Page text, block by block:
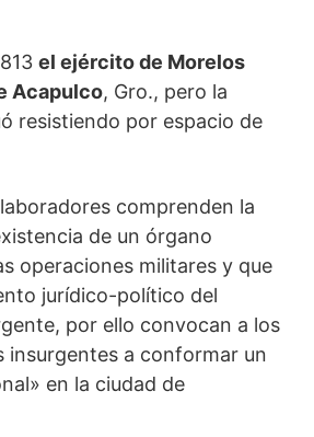
el ejército de Morelos
Acapulco, Gro., pero la
resistiendo por espacio de
comprenden la
de un órgano
operaciones militares y que
jurídico-político del
por ello convocan a los
insurgentes a conformar un
en la ciudad de